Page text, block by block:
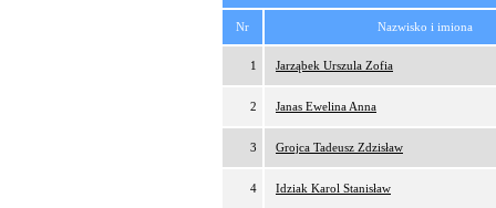
Nr Nazwisko i imiona
1 Jarząbek Urszula Zofia
2 Janas Ewelina Anna
3 Grojca Tadeusz Zdzisław
4 Idziak Karol Stanisław